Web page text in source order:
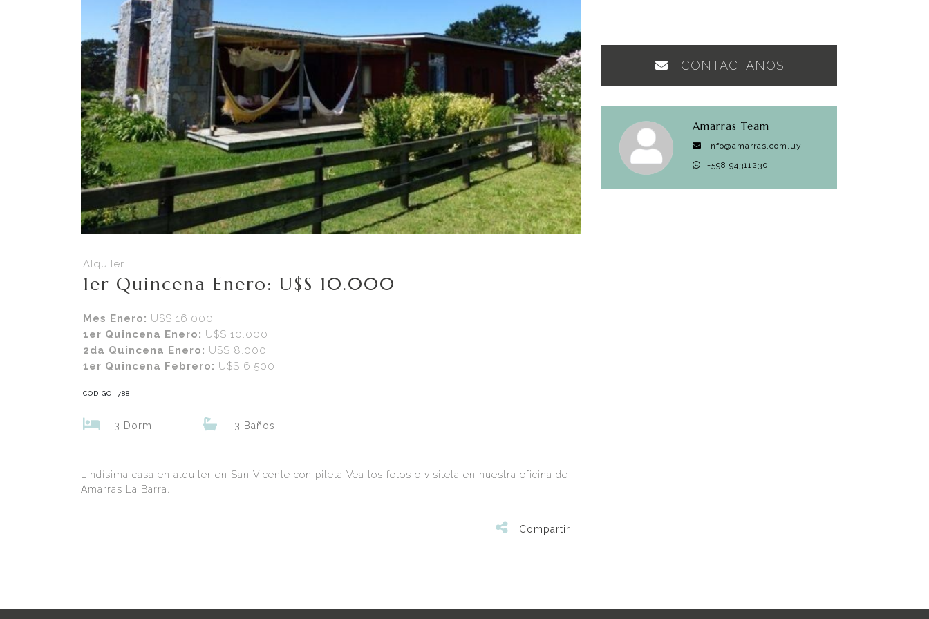
Alquiler
1er Quincena Enero: U$S 10.000
Mes Enero: U$S 16.000
1er Quincena Enero: U$S 10.000
2da Quincena Enero: U$S 8.000
1er Quincena Febrero: U$S 6.500
CODIGO: 788
3 Dorm. 3 Baños
Lindísima casa en alquiler en San Vicente con pileta Vea los fotos o visitela en nuestra oficina de
Amarras La Barra.
Compartir
CONTACTANOS
Amarras Team
info@amarras.com.uy
+598 94311230